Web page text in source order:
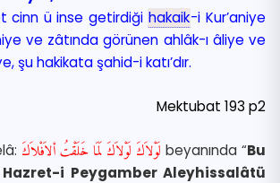
cinn ü inse getirdiği hakaik-i Kur’aniye
ve zâtında görünen ahlâk-ı âliye ve
şu hakikata şahid-i katı’dır.
Mektubat 193 p2
لَوْلاَكَ لَوْلاَكَ لَمَا خَلَقْتُ اْلاَفْلاَكَbeyanında “Bu
i Peygamber Aleyhissalâtü